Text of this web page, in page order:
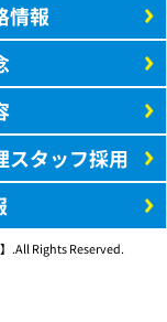
情報
スタッフ採用
.All Rights Reserved.